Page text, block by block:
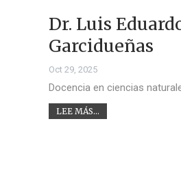
Dr. Luis
Garcidueñas
Oct 29, 2025
Docencia en ciencias
LEE MÁS...